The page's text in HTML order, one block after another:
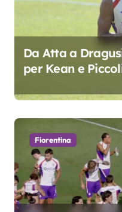
Da Atta a
per Kean e
oscar del
Fiorentina